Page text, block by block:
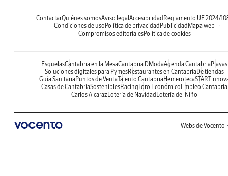
ContactarQuiénes somosAviso legalAccesibilidadReglamento UE 2024/
Condiciones de usoPolítica de privacidadPublicidadMapa web
Compromisos editorialesPolítica de cookies
EsquelasCantabria en la MesaCantabria DModaAgenda CantabriaPlayas
Soluciones digitales para PymesRestaurantes en CantabriaDe tiendas
Guía SanitariaPuntos de VentaTalento CantabriaHemeroteca
Casas de CantabriaSosteniblesRacingForo EconómicoEmpleo Cantabria
Carlos AlcarazLotería de NavidadLotería del Niño
Webs de Vocento